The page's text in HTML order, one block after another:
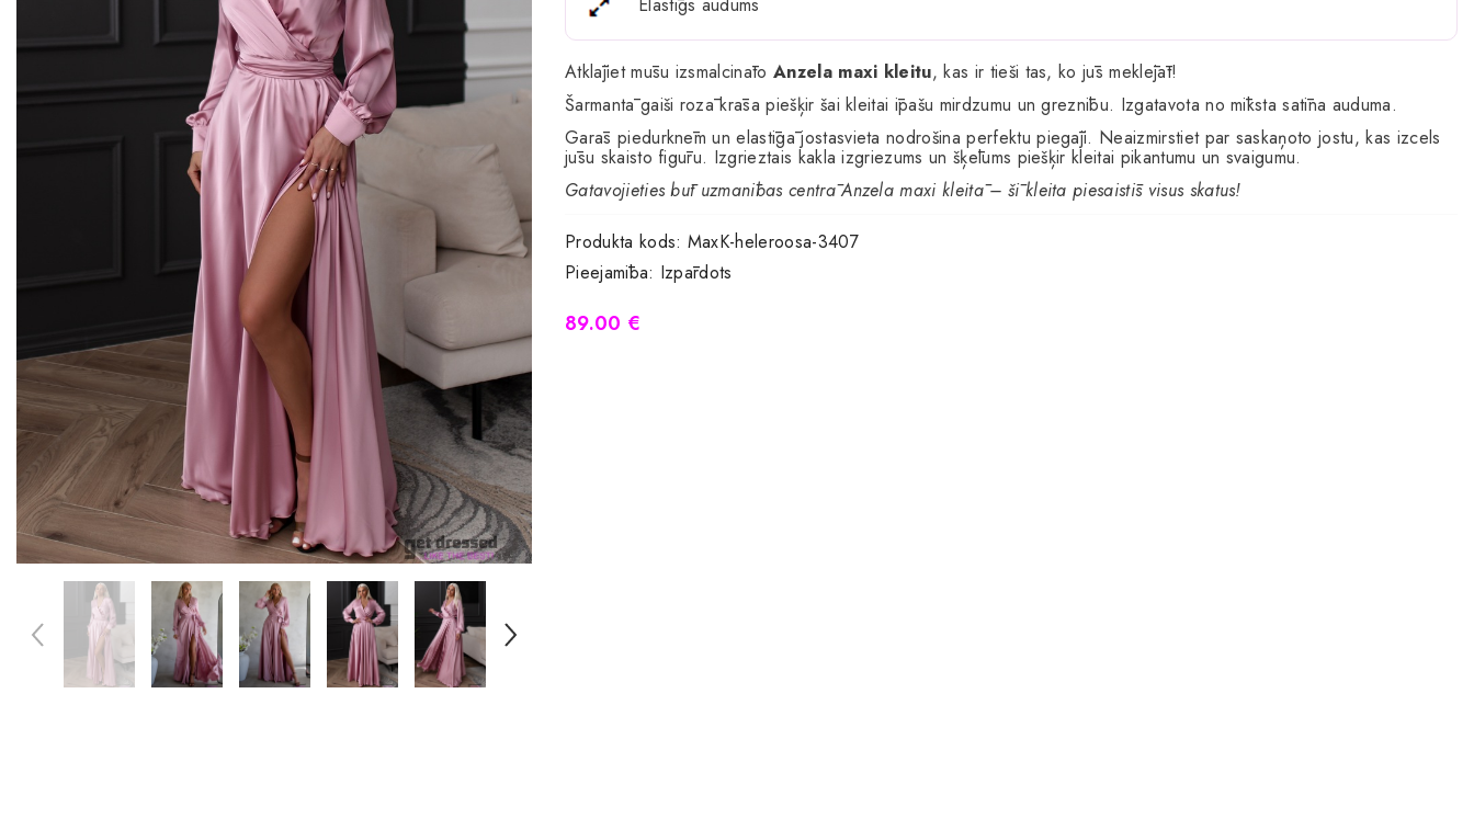
Midi kleitas
Vakarkleitas
Maxi kleitas
Skater kleitas
Adīt kleitas
Atklājiet mūsu izsmalcināto Anzela maxi kleitu, kas ir tieši tas, ko jūs meklējāt!
Šarmantā gaiši rozā krāsa piešķir šai kleitai īpašu mirdzumu un greznību. Izgatavota no mīksta satīna auduma.
Garās piedurknēm un elastīgā jostasvieta nodrošina perfektu piegāji. Neaizmirstiet par saskaņoto jostu, kas izcels
jūsu skaisto figūru. Izgrieztais kakla izgriezums un šķēlums piešķir kleitai pikantumu un svaigumu.
Gatavojieties būt uzmanības centrā Anzela maxi kleitā – šī kleita piesaistīs visus skatus!
Produkta kods: MaxK-heleroosa-3407
Pieejamība: Izpārdots
89.00 €